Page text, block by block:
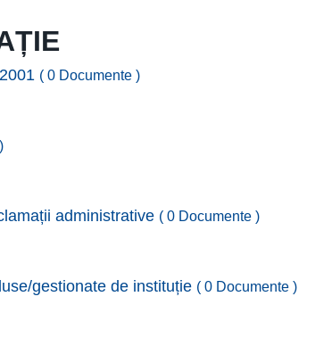
( 0 Documente )
administrative ( 0 Documente )
gestionate de instituție ( 0 Documente )